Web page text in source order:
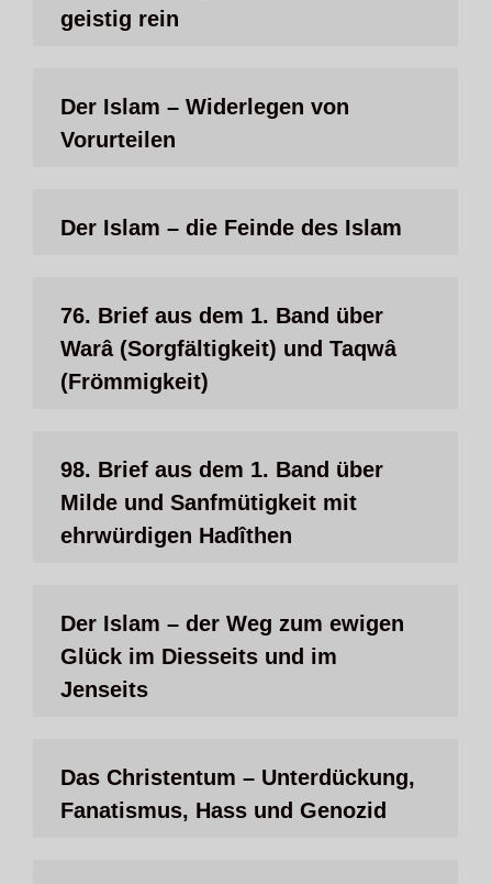
geistig rein
Der Islam – Widerlegen von
Vorurteilen
Der Islam – die Feinde des Islam
76. Brief aus dem 1. Band über
Warâ (Sorgfältigkeit) und Taqwâ
(Frömmigkeit)
98. Brief aus dem 1. Band über
Milde und Sanfmütigkeit mit
ehrwürdigen Hadîthen
Der Islam – der Weg zum ewigen
Glück im Diesseits und im
Jenseits
Das Christentum – Unterdückung,
Fanatismus, Hass und Genozid